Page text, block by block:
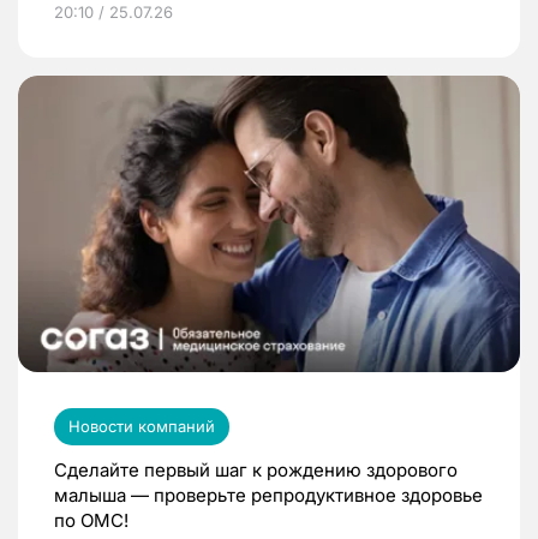
20:10 / 25.07.26
Новости компаний
Сделайте первый шаг к рождению здорового
малыша — проверьте репродуктивное здоровье
по ОМС!